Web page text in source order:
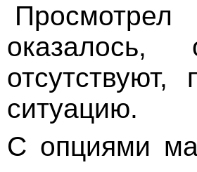
Просмотрел
ситуацию.
С опциями